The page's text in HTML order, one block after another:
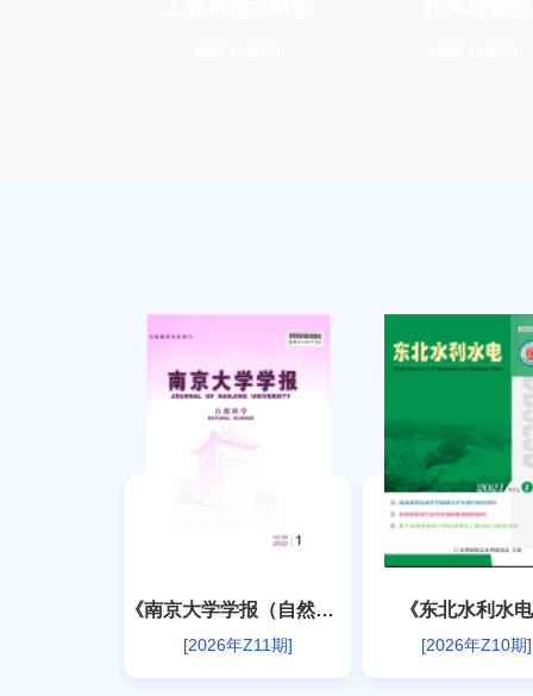
《南京大学学报（自然科学版）》
[2026年Z11期]
《东北水利水
[2026年Z10期]